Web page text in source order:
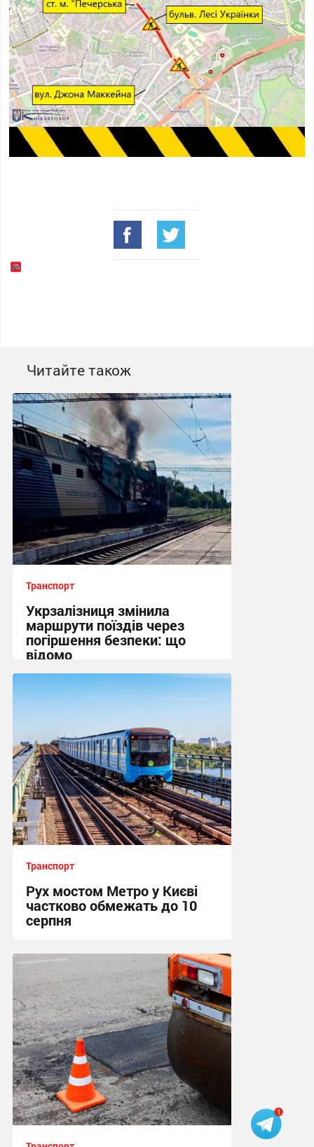
Читайте також
Транспорт
Укрзалізниця змінила
маршрути поїздів через
погіршення безпеки: що
відомо
Транспорт
Рух мостом Метро у Києві
частково обмежать до 10
серпня